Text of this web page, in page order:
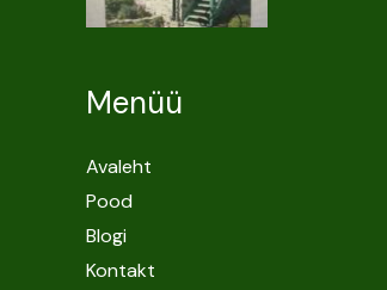
Menüü
Avaleht
Pood
Blogi
Kontakt